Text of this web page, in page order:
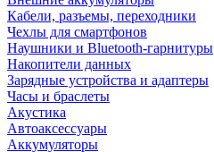
Кабели, разъемы, переходники
Чехлы для смартфонов
Наушники и Bluetooth-гарнитуры
Накопители данных
Зарядные устройства и адаптеры
Часы и браслеты
Акустика
Автоаксессуары
Аккумуляторы